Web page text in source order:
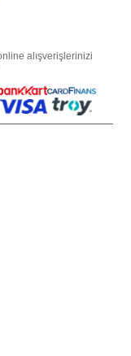
alışverişlerinizi